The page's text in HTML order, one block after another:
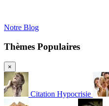
Notre Blog
Thèmes Populaires
×
Citation Hypocrisie